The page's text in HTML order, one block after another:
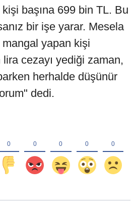
başına 699 bin TL. Bu
bir işe yarar. Mesela
yapan kişi
cezayı yediği zaman,
herhalde düşünür
dedi.